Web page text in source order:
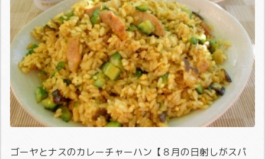
ゴーヤとナスのカレーチャーハン【８月の日射しがスパ